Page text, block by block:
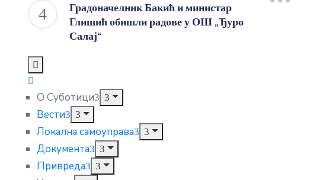
Градоначелник Бакић и министар
Глишић обишли радове у ОШ „Ђуро
Салај“
О Суботици
Вести
Локална самоуправа
Документа
Привреда